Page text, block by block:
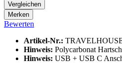
Vergleichen
Merken
Bewerten
Artikel-Nr.:
Hinweis: Polycarbonat
Hinweis: USB + USB C